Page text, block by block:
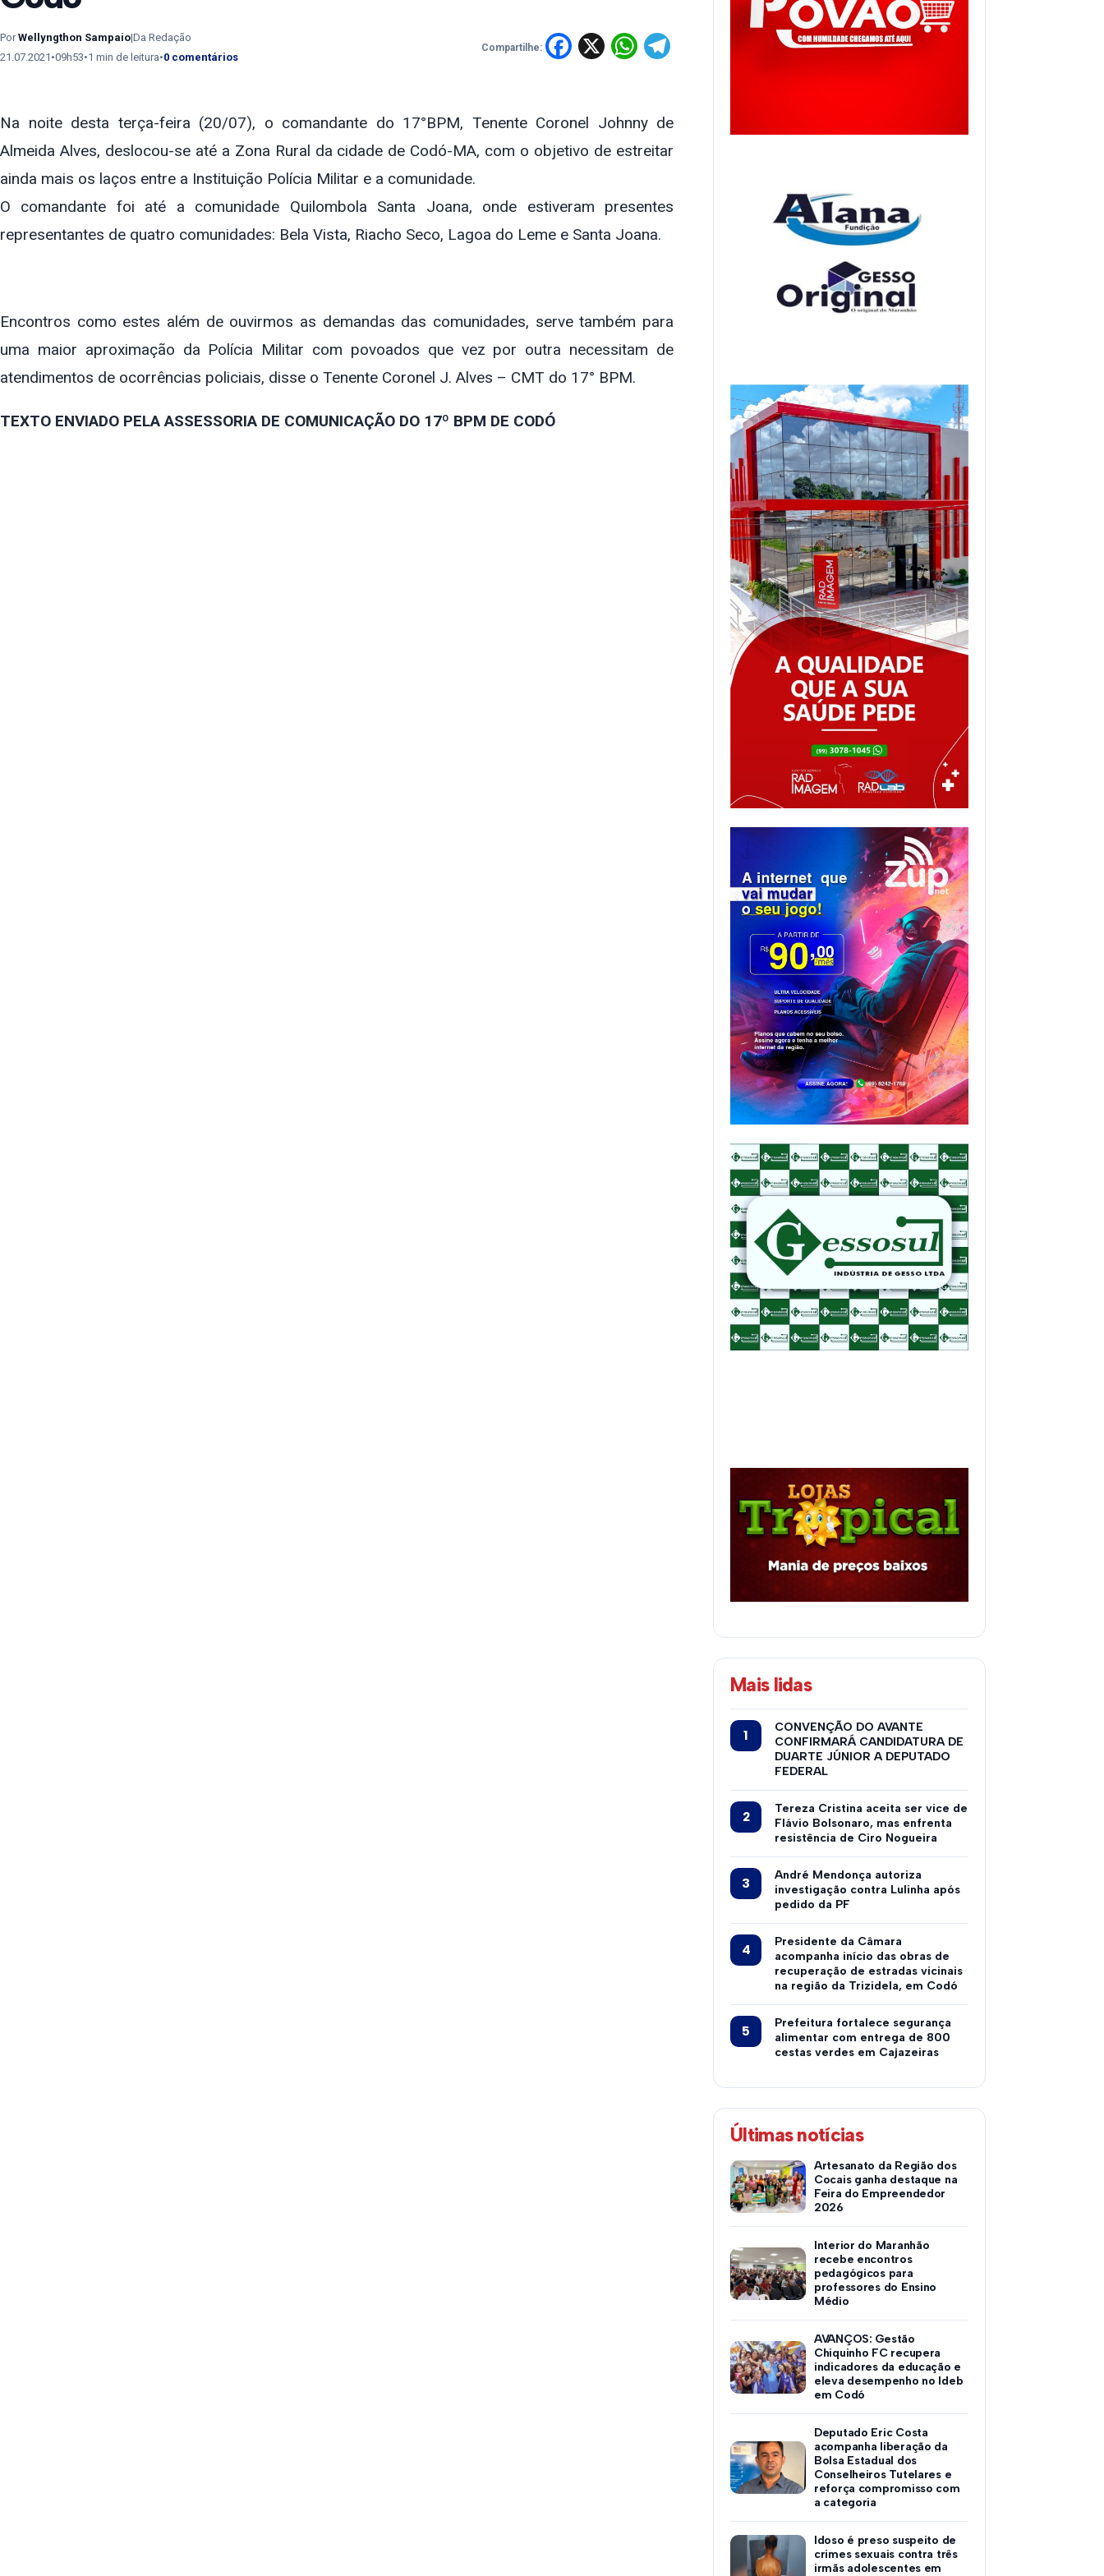
PorWellyngthon Sampaio|Da Redação
21.07.2021 •09h53•1 min de leitura•0 comentários
Compartilhe: Facebook
X WhatsApp
Telegram
Na noite desta terça-feira (20/07), o comandante do 17°BPM, Tenente Coronel Johnny de
Almeida Alves, deslocou-se até a Zona Rural da cidade de Codó-MA, com o objetivo de estreitar
ainda mais os laços entre a Instituição Polícia Militar e a comunidade.
O comandante foi até a comunidade Quilombola Santa Joana, onde estiveram presentes
representantes de quatro comunidades: Bela Vista, Riacho Seco, Lagoa do Leme e Santa Joana.
Encontros como estes além de ouvirmos as demandas das comunidades, serve também para
uma maior aproximação da Polícia Militar com povoados que vez por outra necessitam de
atendimentos de ocorrências policiais, disse o Tenente Coronel J. Alves – CMT do 17° BPM.
TEXTO ENVIADO PELA ASSESSORIA DE COMUNICAÇÃO DO 17º BPM DE CODÓ
Mais lidas
CONVENÇÃO DO AVANTE
CONFIRMARÁ CANDIDATURA DE
DUARTE JÚNIOR A DEPUTADO
FEDERAL
Tereza Cristina aceita ser vice de
Flávio Bolsonaro, mas enfrenta
resistência de Ciro Nogueira
André Mendonça autoriza
investigação contra Lulinha após
pedido da PF
Presidente da Câmara
acompanha início das obras de
recuperação de estradas vicinais
na região da Trizidela, em Codó
Prefeitura fortalece segurança
alimentar com entrega de 800
cestas verdes em Cajazeiras
Últimas notícias
Artesanato da Região dos
Cocais ganha destaque na
Feira do Empreendedor
2026
Interior do Maranhão
recebe encontros
pedagógicos para
professores do Ensino
Médio
AVANÇOS: Gestão
Chiquinho FC recupera
indicadores da educação e
eleva desempenho no Ideb
em Codó
Deputado Eric Costa
acompanha liberação da
Bolsa Estadual dos
Conselheiros Tutelares e
reforça compromisso com
a categoria
Idoso é preso suspeito de
crimes sexuais contra três
irmãs adolescentes em